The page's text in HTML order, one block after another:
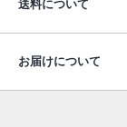
送料について
お届けについて